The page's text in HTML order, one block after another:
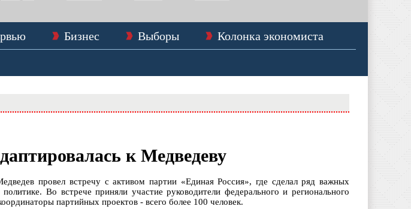
Бизнес Выборы
Колонка экономиста
к Медведеву
провел встречу с активом партии «Единая Россия», где сделал ряд важных
Во встрече приняли участие руководители федерального и регионального
партийных проектов - всего более 100 человек.